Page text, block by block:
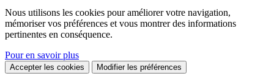
Nous utilisons les cookies pour améliorer votre navigation,
mémoriser vos préférences et vous montrer des informations
pertinentes en conséquence.
Pour en savoir plus
Accepter les cookies Modifier les préférences